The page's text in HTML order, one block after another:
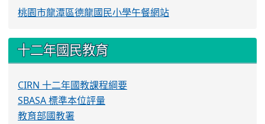
桃園市龍潭區德龍國民小學午餐網站
十二年國民教育
CIRN 十二年國教課程綱要
SBASA 標準本位評量
教育部國教署